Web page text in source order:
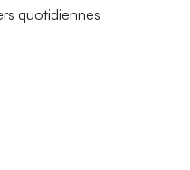
quotidiennes